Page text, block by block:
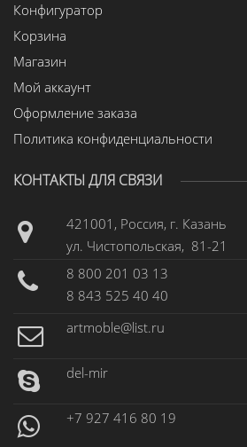
Конфигуратор
Корзина
Магазин
Мой аккаунт
Оформление заказа
Политика конфиденциальности
КОНТАКТЫ ДЛЯ СВЯЗИ
421001, Россия, г. Казань
ул. Чистопольская, 81-21
8 800 201 03 13
8 843 525 40 40
artmoble@list.ru
del-mir
+7 927 416 80 19